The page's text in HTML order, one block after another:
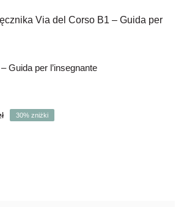
Corso B1 – Guida per
Guida per l’insegnante
Pierwotna
Aktualna
30% zniżki